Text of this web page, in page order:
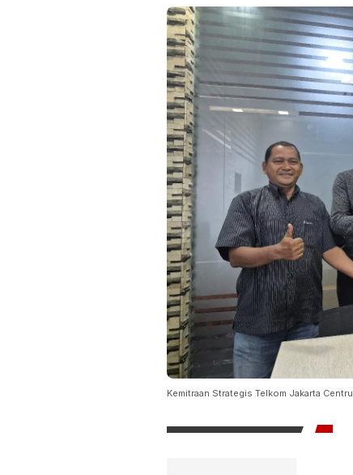
Kemitraan Strategis Telkom Jakarta